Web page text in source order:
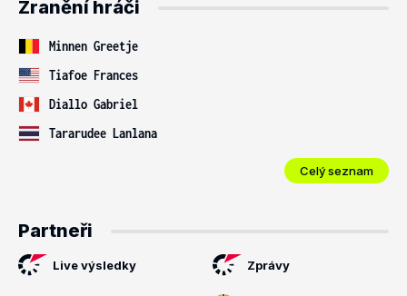
Zranění hráči
Minnen Greetje
Tiafoe Frances
Diallo Gabriel
Tararudee Lanlana
Celý seznam
Partneři
Live výsledky Zprávy